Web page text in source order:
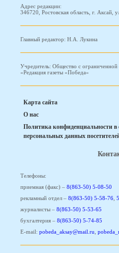
Адрес редакции:
346720, Ростовская область, г. Аксай,
Главный редактор: Н.А. Лукина
Учредитель: Общество с ограниченной
«Редакция газеты «Победа»
Карта сайта
О нас
Политика конфиденциальности
персональных данных
Телефоны:
приемная (факс) – 8(863-50) 5-08-50
рекламный отдел – 8(863-50) 5-58-76
журналисты – 8(863-50) 5-53-65
бухгалтерия – 8(863-50) 5-74-85
E-mail: pobeda_aksay@mail.ru